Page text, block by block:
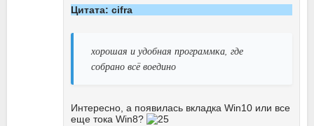
Цитата: cifra
хорошая и удобная программка, где
собрано всё воедино
Интересно, а появилась вкладка Win10 или все
еще тока Win8?